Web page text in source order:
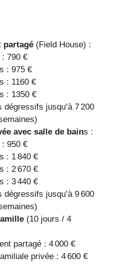
partagé (Field House) :
790 €
: 975 €
: 1160 €
: 1350 €
jusqu’à 7 200
avec salle de bains :
950 €
: 1 840 €
: 2 670 €
: 3 440 €
jusqu’à 9 600
(10 jours / 4
partagé : 4 000 €
privée : 4 600 €